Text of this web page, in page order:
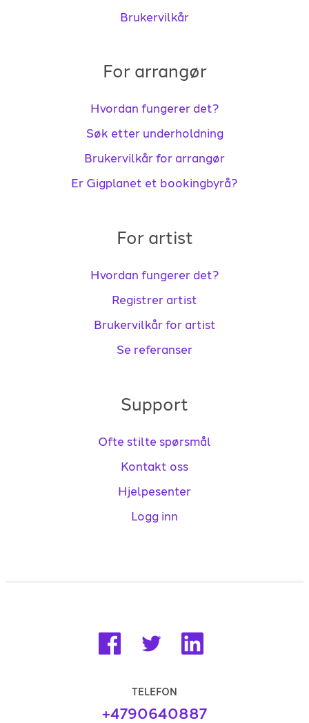
Brukervilkår
For arrangør
Hvordan fungerer det?
Søk etter underholdning
Brukervilkår for arrangør
Er Gigplanet et bookingbyrå?
For artist
Hvordan fungerer det?
Registrer artist
Brukervilkår for artist
Se referanser
Support
Ofte stilte spørsmål
Kontakt oss
Hjelpesenter
Logg inn
TELEFON
+4790640887